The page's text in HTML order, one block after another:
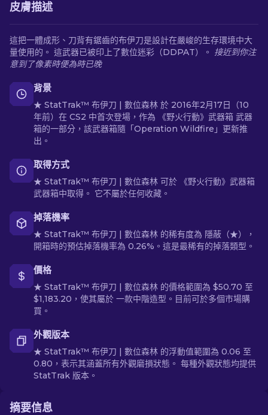
皮膚描述
這把一體成形、刀背有鋸齒的布伊刀是設計在嚴峻的生存環境中大
量使用的。 這武器已被印上了數位迷彩（DDPAT）。 接近到你注
意到了像素時便為時已晚
背景
★ StatTrak™ 布伊刀 | 數位森林 於 2016年2月17日（10
年前）在 CS2 中首次登場，作為 《野火行動》武器箱 武器
箱的一部分，該武器箱隨「Operation Wildfire」更新推
出。
取得方式
★ StatTrak™ 布伊刀 | 數位森林 可於 《野火行動》武器箱
武器箱中取得。 它不屬於任何收藏。
掉落機率
★ StatTrak™ 布伊刀 | 數位森林 的稀有度為 隱蔽（★），
開箱時的預估掉落機率為 0.26%。這是最稀有的掉落類型。
價格
★ StatTrak™ 布伊刀 | 數位森林 的價格範圍為 $50.70 至
$1,183.20，使其屬於 一款中階造型。目前可於多個市場購
買。
外觀版本
★ StatTrak™ 布伊刀 | 數位森林 的浮動值範圍為 0.06 至
0.80，表示其涵蓋所有外觀磨損狀態。 每種外觀狀態均提供
StatTrak 版本。
摘要信息